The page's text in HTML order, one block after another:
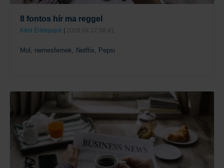
8 fontos hír ma reggel
K&H Értékpapír | 2026.04.17 08:41
Mol, nemesfémek, Netflix, Pepsi